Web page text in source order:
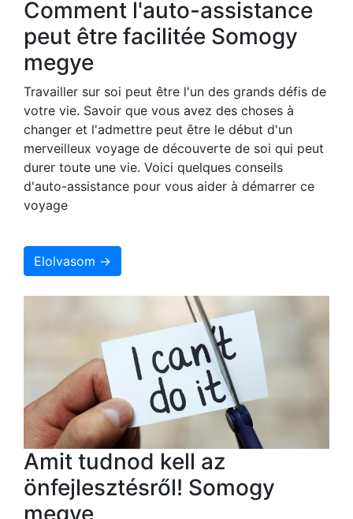
Comment l'auto-assistance
peut être facilitée Somogy
megye
Travailler sur soi peut être l'un des grands défis de
votre vie. Savoir que vous avez des choses à
changer et l'admettre peut être le début d'un
merveilleux voyage de découverte de soi qui peut
durer toute une vie. Voici quelques conseils
d'auto-assistance pour vous aider à démarrer ce
voyage
Elolvasom →
Amit tudnod kell az
önfejlesztésről! Somogy
megye